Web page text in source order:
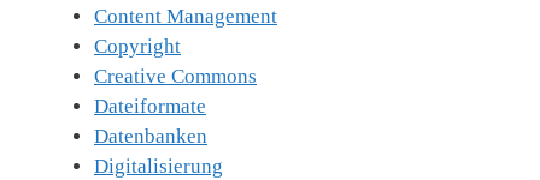
Content Management
Copyright
Creative Commons
Dateiformate
Datenbanken
Digitalisierung